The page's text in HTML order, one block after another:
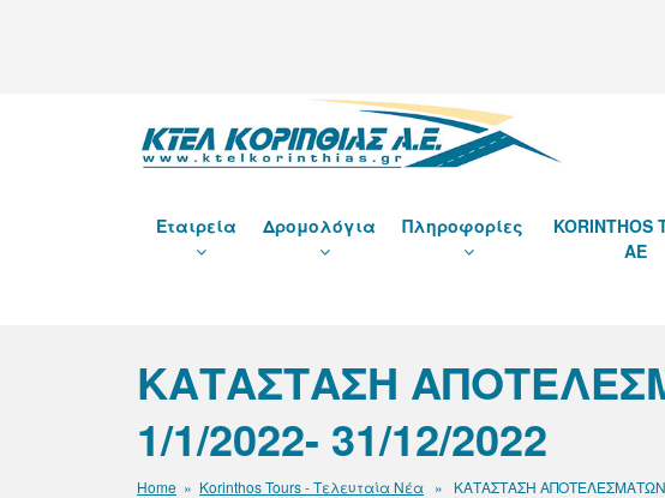
Εταιρεία Δρομολόγια Πληροφορίες
KORINTHOS
AE
ΚΑΤΑΣΤΑΣΗ
1/1/2022- 31/12/2022
Home » Korinthos Tours - Τελευταία Νέα » ΚΑΤΑΣΤΑΣΗ ΑΠΟΤΕΛΕΣΜΑΤΩΝ